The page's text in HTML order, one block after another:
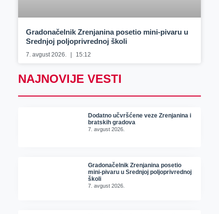
Gradonačelnik Zrenjanina posetio mini-pivaru u
Srednjoj poljoprivrednoj školi
7. avgust 2026. 15:12
NAJNOVIJE VESTI
Dodatno učvršćene veze Zrenjanina i
bratskih gradova
7. avgust 2026.
Gradonačelnik Zrenjanina posetio
mini-pivaru u Srednjoj poljoprivrednoj
školi
7. avgust 2026.